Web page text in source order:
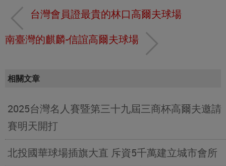
台灣會員證最貴的林口高爾夫球場
南臺灣的麒麟-信誼高爾夫球場
相關文章
2025台灣名人賽暨第三十九屆三商杯高爾夫邀請
賽明天開打
北投國華球場插旗大直 斥資5千萬建立城市會所